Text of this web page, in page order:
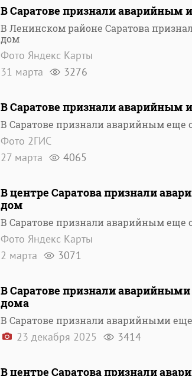
В Саратове признали аварийным
В Ленинском районе Саратова
дом
Фото Яндекс Карты
31 марта
3276
В Саратове признали аварийным
В Саратове признали аварийным еще
Фото 2ГИС
27 марта
4065
В центре Саратова признали
дом
В Саратове признали аварийным еще
Фото Яндекс Карты
2 марта
3071
В Саратове признали
дома
В Саратове признали аварийными
23 декабря 2025 3414
В центре Саратова признали